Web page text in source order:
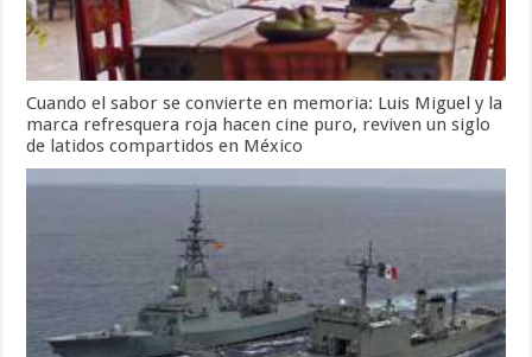
Cuando el sabor se convierte en memoria: Luis Miguel y la
marca refresquera roja hacen cine puro, reviven un siglo
de latidos compartidos en México